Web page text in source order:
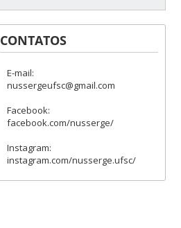
CONTATOS
E-mail:
nussergeufsc@gmail.com
Facebook:
facebook.com/nusserge/
Instagram:
instagram.com/nusserge.ufsc/